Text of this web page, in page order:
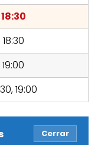
18:30
18:30
19:00
19:00
Cerrar